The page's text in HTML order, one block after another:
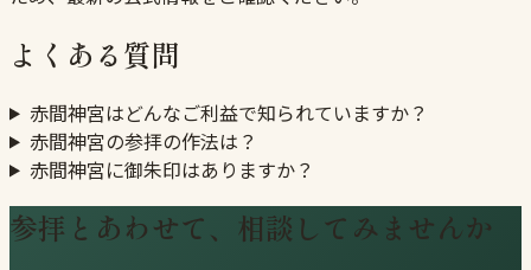
よくある質問
赤間神宮はどんなご利益で知られていますか？
赤間神宮の参拝の作法は？
赤間神宮に御朱印はありますか？
参拝とあわせて、相談してみませんか